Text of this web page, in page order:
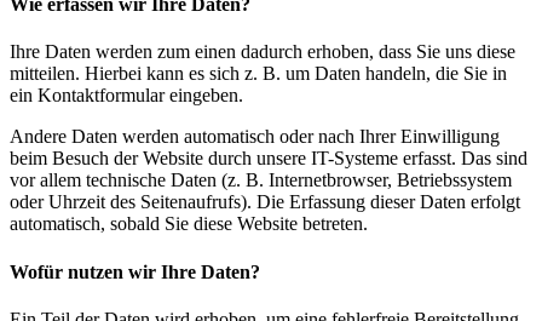
Wie erfassen wir Ihre Daten?
Ihre Daten werden zum einen dadurch erhoben, dass Sie uns diese
mitteilen. Hierbei kann es sich z. B. um Daten handeln, die Sie in
ein Kontaktformular eingeben.
Andere Daten werden automatisch oder nach Ihrer Einwilligung
beim Besuch der Website durch unsere IT-Systeme erfasst. Das sind
vor allem technische Daten (z. B. Internetbrowser, Betriebssystem
oder Uhrzeit des Seitenaufrufs). Die Erfassung dieser Daten erfolgt
automatisch, sobald Sie diese Website betreten.
Wofür nutzen wir Ihre Daten?